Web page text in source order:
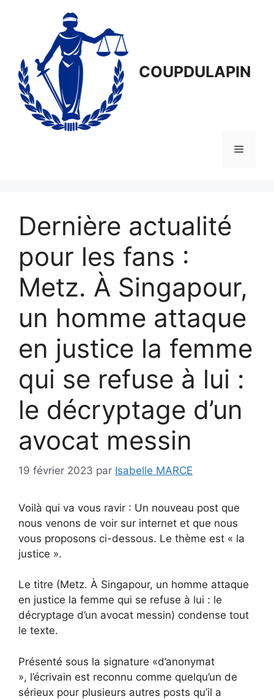
COUPDULAPIN
Menu
Dernière actualité
pour les fans :
Metz. À Singapour,
un homme attaque
en justice la femme
qui se refuse à lui :
le décryptage d’un
avocat messin
19 février 2023 par Isabelle MARCE
Voilà qui va vous ravir : Un nouveau post que
nous venons de voir sur internet et que nous
vous proposons ci-dessous. Le thème est « la
justice ».
Le titre (Metz. À Singapour, un homme attaque
en justice la femme qui se refuse à lui : le
décryptage d’un avocat messin) condense tout
le texte.
Présenté sous la signature «d’anonymat
», l’écrivain est reconnu comme quelqu’un de
sérieux pour plusieurs autres posts qu’il a